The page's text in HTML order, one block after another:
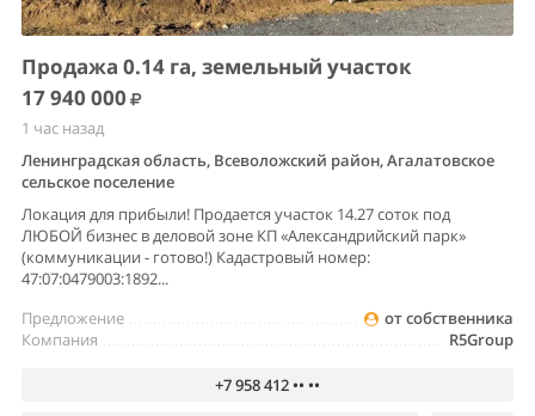
Продажа 0.14 га, земельный участок
17 940 000
1 час назад
Ленинградская область, Всеволожский район, Агалатовское
сельское поселение
Локация для прибыли! Продается участок 14.27 соток под
ЛЮБОЙ бизнес в деловой зоне КП «Александрийский парк»
(коммуникации - готово!) Кадастровый номер:
47:07:0479003:1892...
от собственника
Предложение
R5Group
Компания
+7 958 412 •• ••